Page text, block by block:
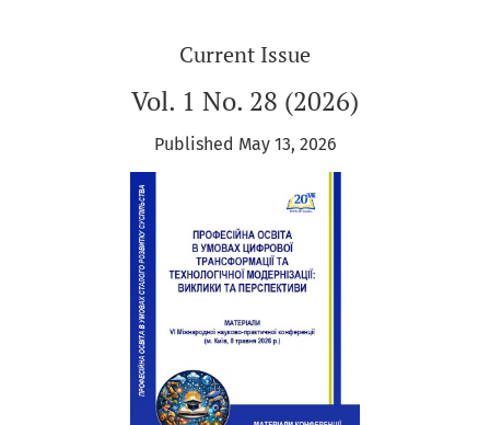
Current Issue
Vol. 1 No. 28 (2026)
Published May 13, 2026